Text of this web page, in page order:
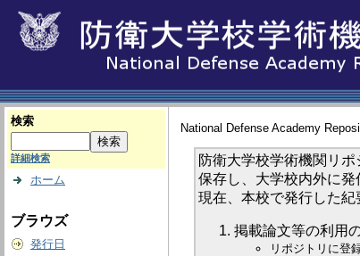
検索
詳細検索
ホーム
ブラウズ
発行日
National Defense Academy
防衛大学校学術機関リ
保存し、大学校内外に発
現在、本校で発行した紀
掲載論文等の利用
リポジトリに登